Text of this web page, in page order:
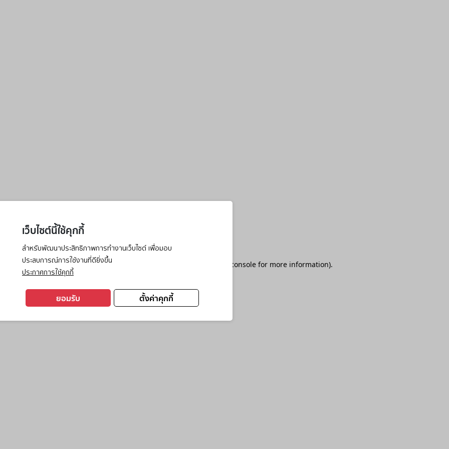
เว็บไซต์นี้ใช้คุกกี้
สำหรับพัฒนาประสิทธิภาพการทำงานเว็บไซต์ เพื่อมอบ
ประสบการณ์การใช้งานที่ดียิ่งขึ้น
ประกาศการใช้คุกกี้
ตั้งค่าคุกกี้
ยอมรับ
has occurred while loading browser console for more information).